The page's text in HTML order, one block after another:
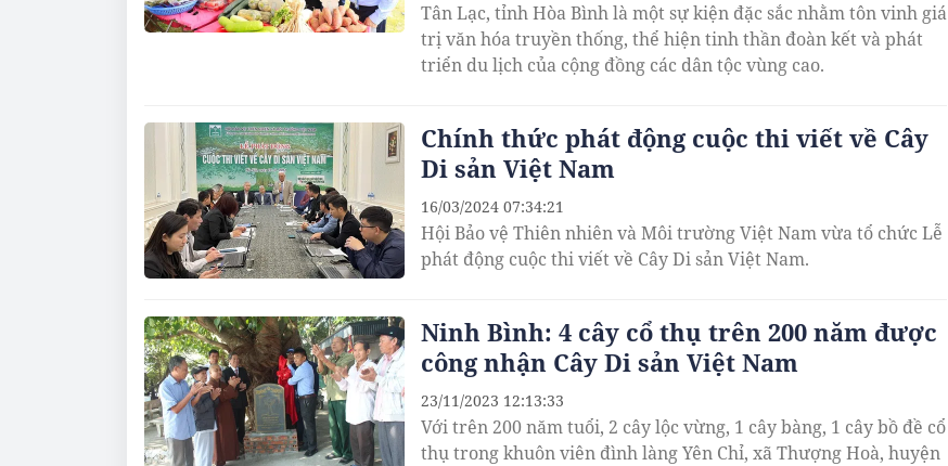
Tân Lạc, tỉnh Hòa Bình là một sự kiện đặc sắc nhằm tôn vinh giá
trị văn hóa truyền thống, thể hiện tinh thần đoàn kết và phát
triển du lịch của cộng đồng các dân tộc vùng cao.
Chính thức phát động cuộc thi viết về Cây
Di sản Việt Nam
Hội Bảo vệ Thiên nhiên và Môi trường Việt Nam vừa tổ chức Lễ
phát động cuộc thi viết về Cây Di sản Việt Nam.
16/03/2024 07:34:21
Ninh Bình: 4 cây cổ thụ trên 200 năm được
công nhận Cây Di sản Việt Nam
Với trên 200 năm tuổi, 2 cây lộc vừng, 1 cây bàng, 1 cây bồ đề cổ
thụ trong khuôn viên đình làng Yên Chỉ, xã Thượng Hoà, huyện
23/11/2023 12:13:33